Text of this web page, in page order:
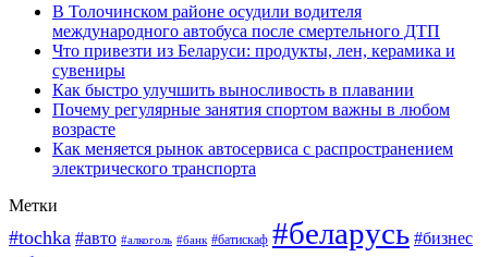
В Толочинском районе осудили водителя
международного автобуса после смертельного ДТП
Что привезти из Беларуси: продукты, лен, керамика и
сувениры
Как быстро улучшить выносливость в плавании
Почему регулярные занятия спортом важны в любом
возрасте
Как меняется рынок автосервиса с распространением
электрического транспорта
Метки
#tochka #авто #алкоголь #банк #батискаф #беларусь #бизнес